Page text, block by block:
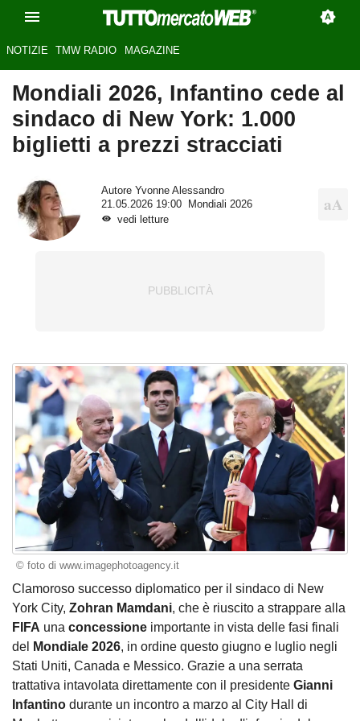
NOTIZIE TMW RADIO MAGAZINE
Mondiali 2026, Infantino cede al
sindaco di New York: 1.000
biglietti a prezzi stracciati
Autore Yvonne Alessandro
21.05.2026 19:00
Mondiali 2026
vedi letture
© foto di www.imagephotoagency.it
Clamoroso successo diplomatico per il sindaco di New
York City, Zohran Mamdani, che è riuscito a strappare alla
FIFA una concessione importante in vista delle fasi finali
del
Mondiale 2026, in ordine questo giugno e luglio negli
Stati Uniti, Canada e Messico. Grazie a una serrata
trattativa intavolata direttamente con il presidente Gianni
Infantino durante un incontro a marzo al City Hall di